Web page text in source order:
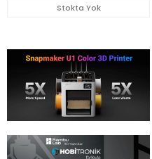
Stokta Yok